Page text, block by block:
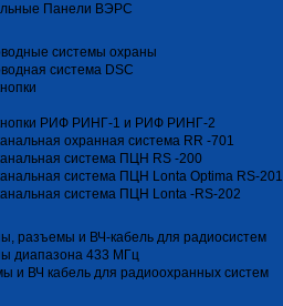
Панели ВЭРС
системы охраны
система DSC
РИФ РИНГ-1 и РИФ РИНГ-2
охранная система RR -701
система ПЦН RS -200
система ПЦН Lonta Optima RS-201
система ПЦН Lonta -RS-202
разъемы и ВЧ-кабель для радиосистем
диапазона 433 МГц
и ВЧ кабель для радиоохранных систем